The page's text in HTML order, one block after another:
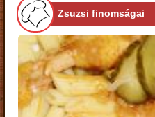
Zsuzsi finomságai